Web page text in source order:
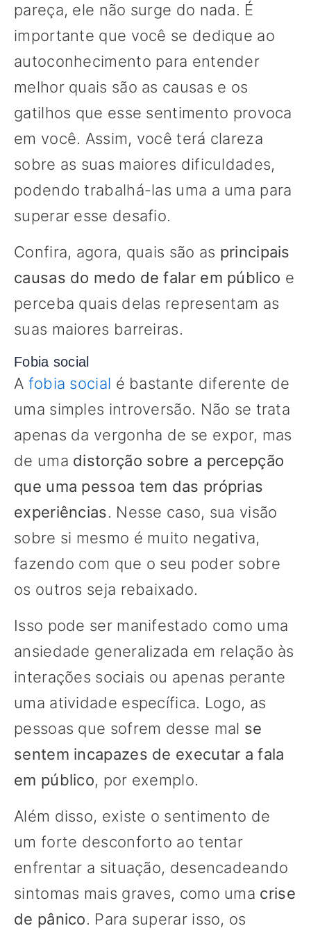
pareça, ele não surge do nada. É
importante que você se dedique ao
autoconhecimento para entender
melhor quais são as causas e os
gatilhos que esse sentimento provoca
em você. Assim, você terá clareza
sobre as suas maiores dificuldades,
podendo trabalhá-las uma a uma para
superar esse desafio.
Confira, agora, quais são as principais
causas do medo de falar em público e
perceba quais delas representam as
suas maiores barreiras.
Fobia social
A fobia social é bastante diferente de
uma simples introversão. Não se trata
apenas da vergonha de se expor, mas
de uma distorção sobre a percepção
que uma pessoa tem das próprias
experiências. Nesse caso, sua visão
sobre si mesmo é muito negativa,
fazendo com que o seu poder sobre
os outros seja rebaixado.
Isso pode ser manifestado como uma
ansiedade generalizada em relação às
interações sociais ou apenas perante
uma atividade específica. Logo, as
pessoas que sofrem desse mal se
sentem incapazes de executar a fala
em público, por exemplo.
Além disso, existe o sentimento de
um forte desconforto ao tentar
enfrentar a situação, desencadeando
sintomas mais graves, como uma crise
de pânico. Para superar isso, os